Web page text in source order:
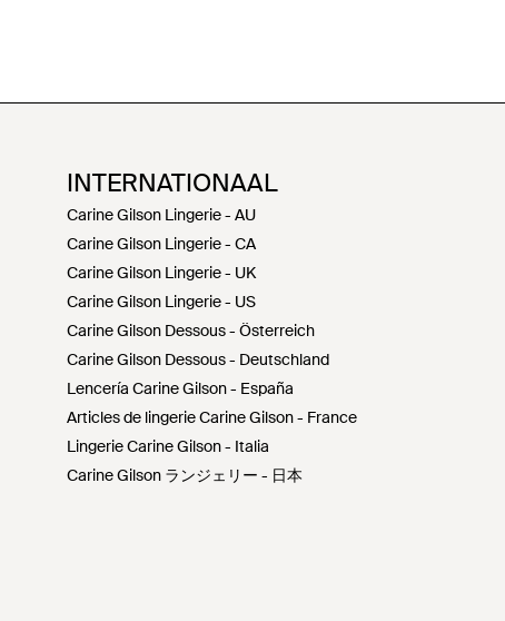
INTERNATIONAAL
Carine Gilson Lingerie - AU
Carine Gilson Lingerie - CA
Carine Gilson Lingerie - UK
Carine Gilson Lingerie - US
Carine Gilson Dessous - Österreich
Carine Gilson Dessous - Deutschland
Lencería Carine Gilson - España
Articles de lingerie Carine Gilson - France
Lingerie Carine Gilson - Italia
Carine Gilson ランジェリー - 日本